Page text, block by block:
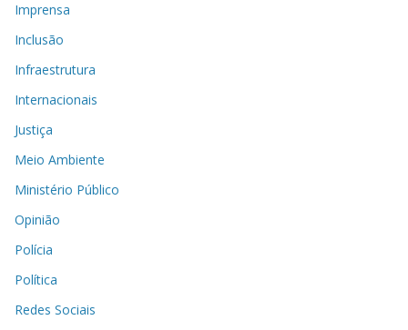
Imprensa
Inclusão
Infraestrutura
Internacionais
Justiça
Meio Ambiente
Ministério Público
Opinião
Polícia
Política
Redes Sociais